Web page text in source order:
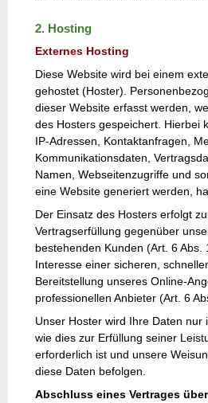
2. Hosting
Externes Hosting
Diese Website wird bei einem
gehostet (Hoster).
dieser Website erfasst werden,
des Hosters gespeichert. Hierbei
IP-Adressen, Kontaktanfragen,
Kommunikationsdaten,
Namen, Webseitenzugriffe und
eine Website generiert werden,
Der Einsatz des Hosters erfolgt
Vertragserfüllung gegenüber
bestehenden Kunden (Art. 6 Abs.
Interesse einer sicheren,
Bereitstellung unseres Online-
professionellen Anbieter (Art. 6
Unser Hoster wird Ihre Daten nur
wie dies zur Erfüllung seiner
erforderlich ist und unsere
diese Daten befolgen.
Abschluss eines Vertrages über